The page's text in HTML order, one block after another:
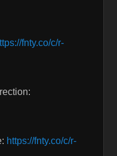
fnty.co/c/r-
https://fnty.co/c/r-